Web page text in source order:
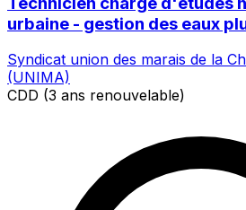
urbaine - gestion des eaux
Syndicat union des marais de la
(UNIMA)
CDD (3 ans renouvelable)